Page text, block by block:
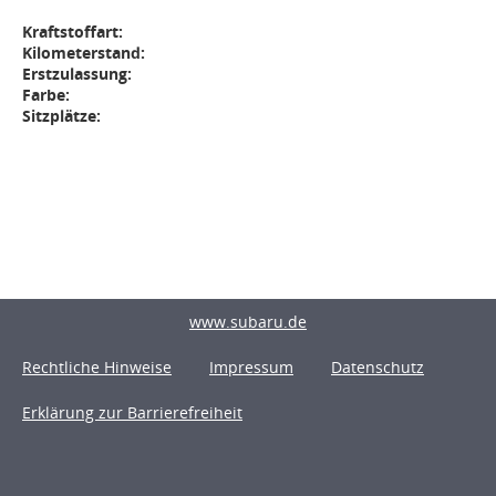
Kraftstoffart:
Kilometerstand:
Erstzulassung:
Farbe:
Sitzplätze:
www.subaru.de
Rechtliche Hinweise Impressum Datenschutz
Erklärung zur Barrierefreiheit